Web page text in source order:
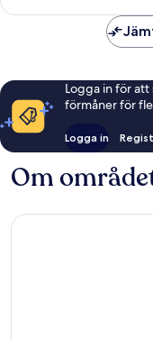
Logga in för
förmåner för
Logga in
Om